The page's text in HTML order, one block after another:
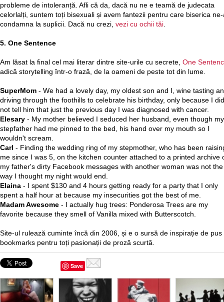
probleme de intoleranță. Afli că da, dacă nu ne e teamă de judecata
celorlalți, suntem toți bisexuali și avem fantezii pentru care biserica
condamna la suplicii. Dacă nu crezi, vezi cu ochii tăi.
5. One Sentence
Am lăsat la final cel mai literar dintre site-urile cu secrete, One
adică storytelling într-o frază, de la oameni de peste tot din lume.
SuperMom - We had a lovely day, my oldest son and I, wine tasting
driving through the foothills to celebrate his birthday, only because I did
not tell him that just the previous day I was diagnosed with cancer.
Elesary - My mother believed I seduced her husband, even though my
stepfather had me pinned to the bed, his hand over my mouth so I
wouldn't scream.
Carl - Finding the wedding ring of my stepmother, who has been
me since I was 5, on the kitchen counter attached to a printed archive
my father's dirty Facebook messages with another woman was not the
way I thought my night would end.
Elaina - I spent $130 and 4 hours getting ready for a party that I only
spent a half hour at because my insecurities got the best of me.
Madam Awesome - I actually hug trees: Ponderosa Trees are my
favorite because they smell of Vanilla mixed with Butterscotch.
Site-ul rulează cuminte încă din 2006, și e o sursă de inspirație de pus
bookmarks pentru toți pasionații de proză scurtă.
Save